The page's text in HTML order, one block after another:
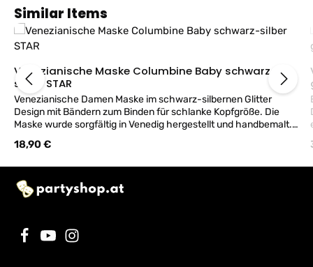
Produktgalerie überspringen
Similar Items
Venezianische Maske Columbine Baby schwarz-
silber STAR
Venezianische Damen Maske im schwarz-silbernen Glitter
Design mit Bändern zum Binden für schlanke Kopfgröße. Die
Maske wurde sorgfältig in Venedig hergestellt und handbemalt.
venezianischen Maskenball.
Regulärer Preis:
18,90 €